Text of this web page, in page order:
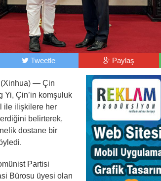
Tweetle Paylaş
(Xinhua) — Çin
Yi, Çin’in komşuluk
ile ilişkilere her
belirterek,
dostane bir
Partisi
Bürosu üyesi olan